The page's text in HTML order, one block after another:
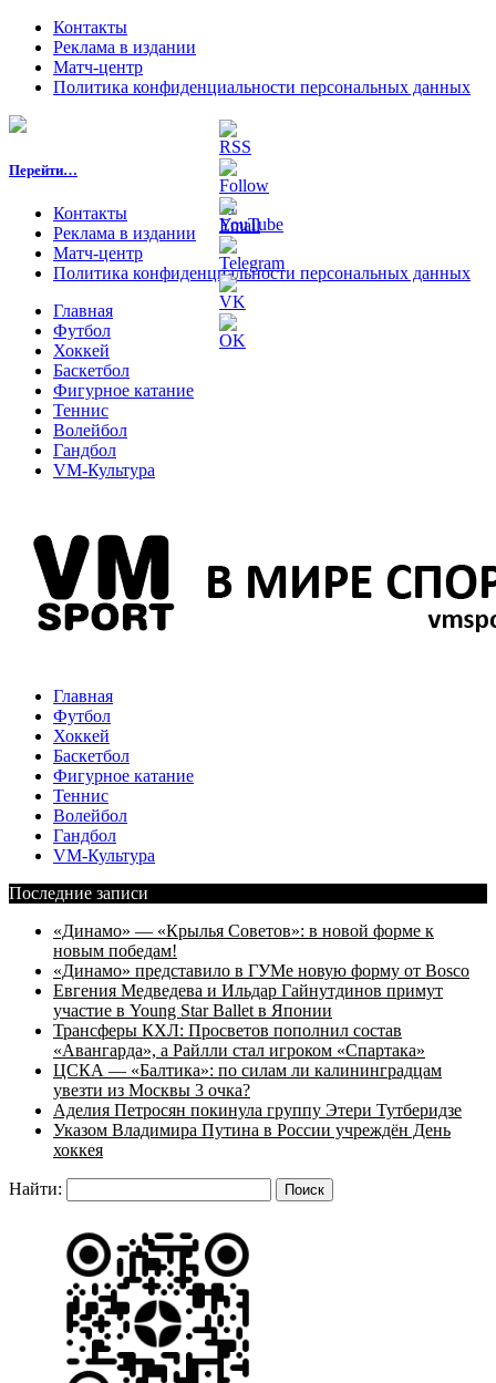
Контакты
Реклама в издании
Матч-центр
Политика конфиденциальности персональных данных
Перейти…
Контакты
Реклама в издании
Матч-центр
Политика конфиденциальности персональных данных
Главная
Футбол
Хоккей
Баскетбол
Фигурное катание
Теннис
Волейбол
Гандбол
VM-Культура
Главная
Футбол
Хоккей
Баскетбол
Фигурное катание
Теннис
Волейбол
Гандбол
VM-Культура
Последние записи
«Динамо» — «Крылья Советов»: в новой форме к
новым победам!
«Динамо» представило в ГУМе новую форму от Bosco
Евгения Медведева и Ильдар Гайнутдинов примут
участие в Young Star Ballet в Японии
Трансферы КХЛ: Просветов пополнил состав
«Авангарда», а Райлли стал игроком «Спартака»
ЦСКА — «Балтика»: по силам ли калининградцам
увезти из Москвы 3 очка?
Аделия Петросян покинула группу Этери Тутберидзе
Указом Владимира Путина в России учреждён День
хоккея
Найти: